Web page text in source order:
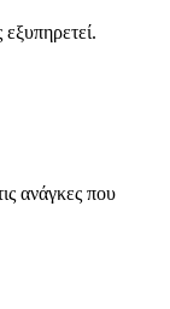
ανάγκες που